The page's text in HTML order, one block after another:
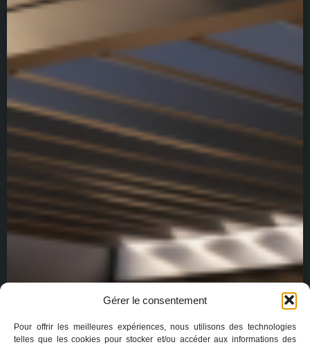
Gérer le consentement
Pour offrir les meilleures expériences, nous utilisons des technologies
telles que les cookies pour stocker et/ou accéder aux informations des